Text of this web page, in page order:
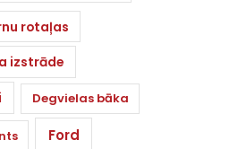
rotaļas
izstrāde
Degvielas bāka
Ford